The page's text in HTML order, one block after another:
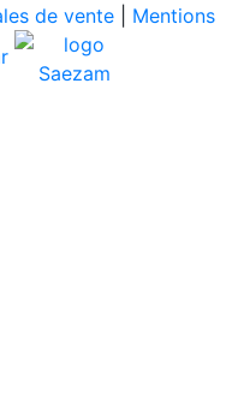
de vente| Mentions